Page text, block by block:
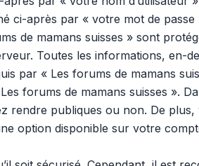
ci-après par « votre mot de passe
de mamans suisses » sont
Toutes les informations, en-
par « Les forums de mamans
forums de mamans suisses ».
publiques ou non. De plus,
option disponible sur votre